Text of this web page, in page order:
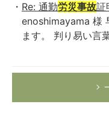
Re: 通勤労災事故証
enoshimayama 様
ます。 判り易い言